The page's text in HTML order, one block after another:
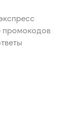
промокодов